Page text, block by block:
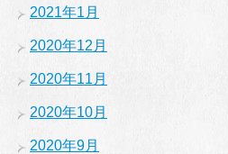
2021年1月
2020年12月
2020年11月
2020年10月
2020年9月